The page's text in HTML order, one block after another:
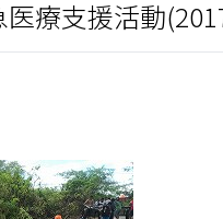
療支援活動